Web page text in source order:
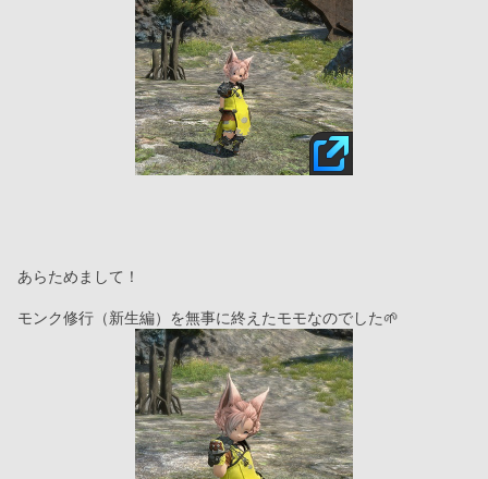
あらためまして！
モンク修行（新生編）を無事に終えたモモなのでした🌱